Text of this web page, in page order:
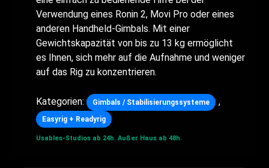
Verwendung eines Ronin 2, Movi Pro oder eines
anderen Handheld-Gimbals. Mit einer
Gewichtskapazität von bis zu 13 kg ermöglicht
es Ihnen, sich mehr auf die Aufnahme und weniger
auf das Rig zu konzentrieren.
Kategorien: Gimbals / Stabilisierungssysteme ,
Easyrig + Readyrig
Usables-Studios ab 24h. Außer Haus ab 48h.